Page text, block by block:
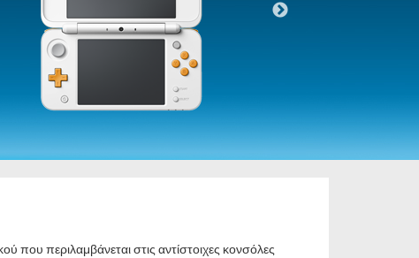
περιλαμβάνεται στις αντίστοιχες κονσόλες